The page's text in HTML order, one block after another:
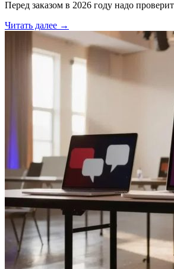
Перед заказом в 2026 году надо
Читать далее →